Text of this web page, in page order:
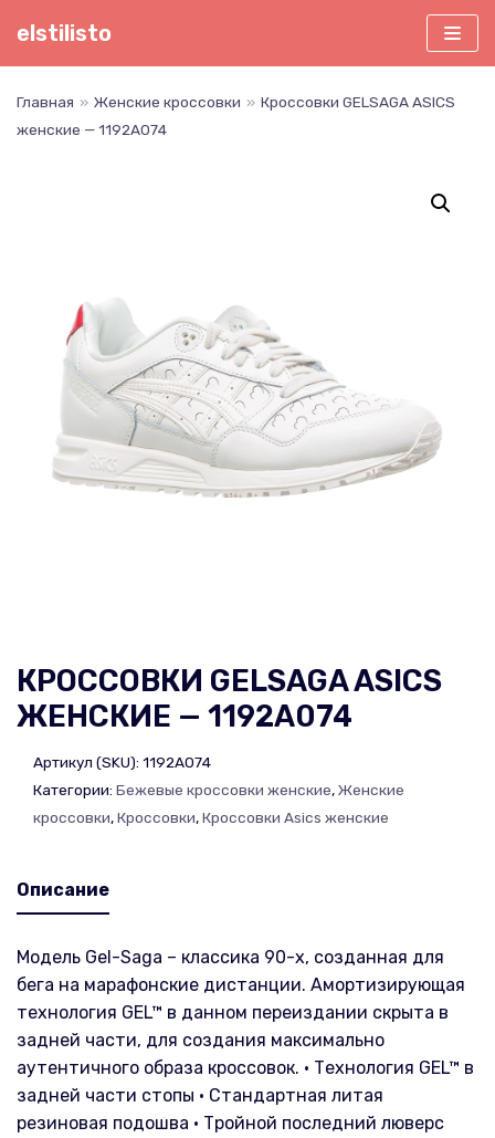
Перейти
elstilisto
Главная » Женские кроссовки » Кроссовки GELSAGA ASICS
женские — 1192A074
КРОССОВКИ GELSAGA ASICS
ЖЕНСКИЕ — 1192A074
Артикул (SKU): 1192A074
Категории: Бежевые кроссовки женские,Женские
кроссовки,Кроссовки,Кроссовки Asics женские
Описание
Модель Gel-Saga – классика 90-х, созданная для
бега на марафонские дистанции. Амортизирующая
технология GEL™ в данном переиздании скрыта в
задней части, для создания максимально
аутентичного образа кроссовок. • Технология GEL™ в
задней части стопы • Стандартная литая
резиновая подошва • Тройной последний люверс